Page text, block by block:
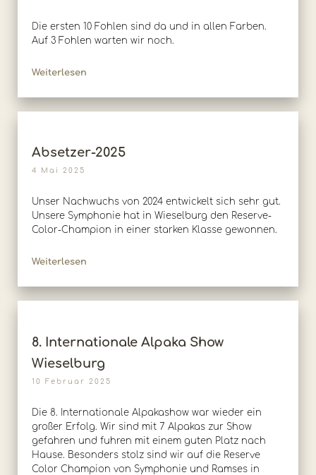
Die ersten 10 Fohlen sind da und in allen Farben.
Auf 3 Fohlen warten wir noch.
Weiterlesen
Absetzer-2025
4 Mai 2025
Unser Nachwuchs von 2024 entwickelt sich sehr gut.
Unsere Symphonie hat in Wieselburg den Reserve-
Color-Champion in einer starken Klasse gewonnen.
Weiterlesen
8. Internationale Alpaka Show
Wieselburg
10 Februar 2025
Die 8. Internationale Alpakashow war wieder ein
großer Erfolg. Wir sind mit 7 Alpakas zur Show
gefahren und fuhren mit einem guten Platz nach
Hause. Besonders stolz sind wir auf die Reserve
Color Champion von Symphonie und Ramses in